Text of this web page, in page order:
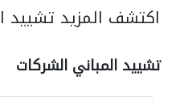
اكتشف المزيد تشييد
تشييد المباني الشركات